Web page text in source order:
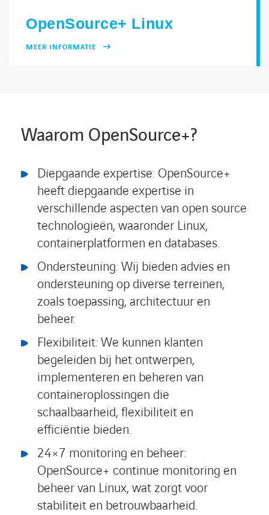
OpenSource+ Linux
MEER INFORMATIE
Waarom OpenSource+?
Diepgaande expertise: OpenSource+
heeft diepgaande expertise in
verschillende aspecten van open source
technologieën, waaronder Linux,
containerplatformen en databases.
Ondersteuning: Wij bieden advies en
ondersteuning op diverse terreinen,
zoals toepassing, architectuur en
beheer.
Flexibiliteit: We kunnen klanten
begeleiden bij het ontwerpen,
implementeren en beheren van
containeroplossingen die
schaalbaarheid, flexibiliteit en
efficiëntie bieden.
24×7 monitoring en beheer:
OpenSource+ continue monitoring en
beheer van Linux, wat zorgt voor
stabiliteit en betrouwbaarheid.